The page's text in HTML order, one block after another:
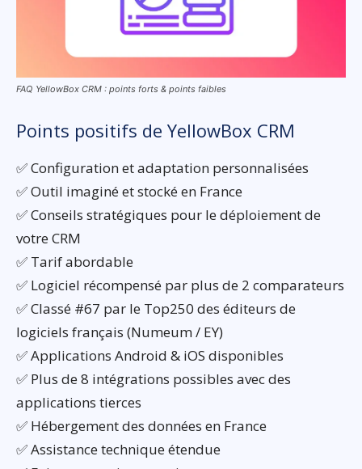
FAQ YellowBox CRM : points forts & points faibles
Points positifs de YellowBox CRM
✅ Configuration et adaptation personnalisées
✅ Outil imaginé et stocké en France
✅ Conseils stratégiques pour le déploiement de
votre CRM
✅ Tarif abordable
✅ Logiciel récompensé par plus de 2 comparateurs
✅ Classé #67 par le Top250 des éditeurs de
logiciels français (Numeum / EY)
✅ Applications Android & iOS disponibles
✅ Plus de 8 intégrations possibles avec des
applications tierces
✅ Hébergement des données en France
✅ Assistance technique étendue